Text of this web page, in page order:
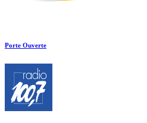
Porte Ouverte